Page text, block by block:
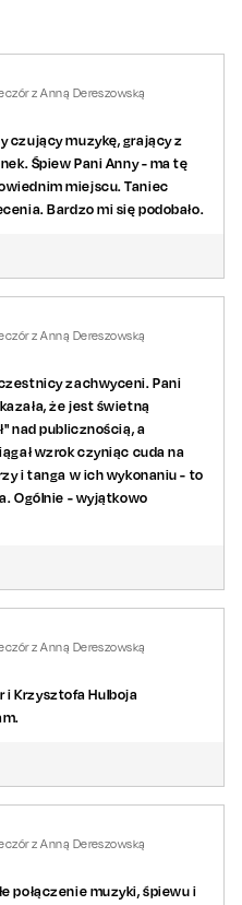
z „
po prostu dobrze spędzić
poczuć odrobinę filmowej
wykonawcy potrafią
wydarzenie. Jeśli szukasz
– ten wieczór jest dla
z Anną Dereszowską
czujący muzykę, grający z
Śpiew Pani Anny - ma tę
miejscu. Taniec
Bardzo mi się podobało.
z Anną Dereszowską
zachwyceni. Pani
że jest świetną
nad publicznością, a
wzrok czyniąc cuda na
i tanga w ich wykonaniu - to
Ogólnie - wyjątkowo
z Anną Dereszowską
i Krzysztofa Hulboja
z Anną Dereszowską
połączenie muzyki, śpiewu i